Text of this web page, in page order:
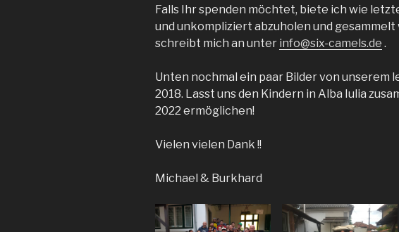
Falls Ihr spenden möchtet, biete ich wie
und unkompliziert abzuholen und
schreibt mich an unter info@six-camels.de .
Unten nochmal ein paar Bilder von unserem
2018. Lasst uns den Kindern in Alba Iulia
2022 ermöglichen!
Vielen vielen Dank !!
Michael & Burkhard